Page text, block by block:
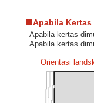
Apabila Kertas
Apabila kertas
Apabila kertas
Orientasi